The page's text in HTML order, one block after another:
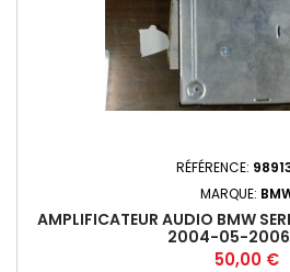
RÉFÉRENCE:
MARQUE:
AMPLIFICATEUR AUDIO BMW
2004-05-
Prix
50,00 €